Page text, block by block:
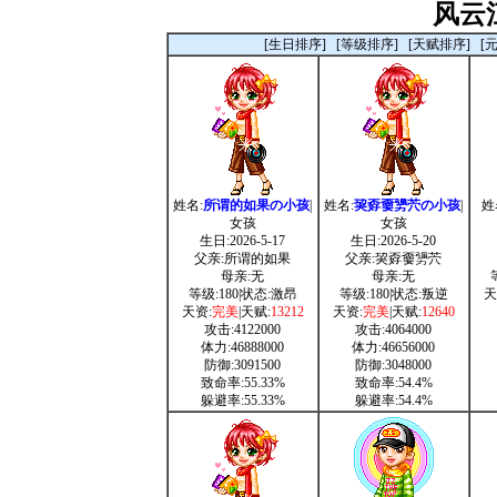
风云
[生日排序] [等级排序] [天赋排序] [
姓名:所谓的如果の小孩
女孩
生日:2026-5-17
父亲:所谓的如果
母亲:无
等级:180|状态:激昂
天资:完美|天赋:13212
攻击:4122000
体力:46888000
防御:3091500
致命率:55.33%
躲避率:55.33%
姓名:巭孬嫑勥茓の小孩
女孩
生日:2026-5-20
父亲:巭孬嫑勥茓
母亲:无
等级:180|状态:叛逆
天资:完美|天赋:12640
攻击:4064000
体力:46656000
防御:3048000
致命率:54.4%
躲避率:54.4%
姓